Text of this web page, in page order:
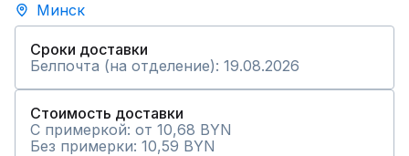
Минск
Сроки доставки
Белпочта (на отделение): 19.08.2026
Стоимость доставки
С примеркой: от 10,68 BYN
Без примерки: 10,59 BYN